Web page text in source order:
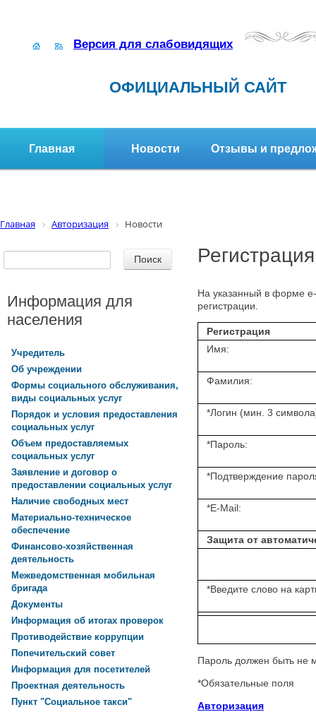
Версия для слабовидящих
ОФИЦИАЛЬНЫЙ САЙТ
Главная Новости Отзывы и
Главная Авторизация Новости
Регистрация
На указанный в форме
регистрации.
Регистрация
Имя:
Фамилия:
*Логин (мин. 3
*Пароль:
*Подтверждение
*E-Mail:
Защита от
*Введите слово на
Пароль должен быть не
*Обязательные поля
Авторизация
Информация для
населения
Учредитель
Об учреждении
Формы социального обслуживания,
виды социальных услуг
Порядок и условия предоставления
социальных услуг
Объем предоставляемых
социальных услуг
Заявление и договор о
предоставлении социальных услуг
Наличие свободных мест
Материально-техническое
обеспечение
Финансово-хозяйственная
деятельность
Межведомственная мобильная
бригада
Документы
Информация об итогах проверок
Противодействие коррупции
Попечительский совет
Информация для посетителей
Проектная деятельность
Пункт "Социальное такси"